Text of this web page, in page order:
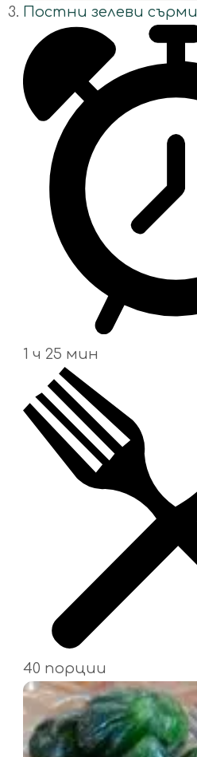
Постни зелеви сърми
1 ч 25 мин
40 порции